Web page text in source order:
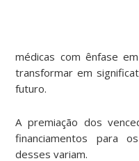
médicas com ênfase
transformar em
futuro.
A premiação dos
financiamentos para
desses variam.